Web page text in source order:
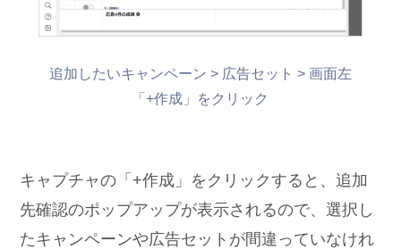
追加したいキャンペーン > 広告セット > 画面左
「+作成」をクリック
キャプチャの「+作成」をクリックすると、追加
先確認のポップアップが表示されるので、選択し
たキャンペーンや広告セットが間違っていなけれ